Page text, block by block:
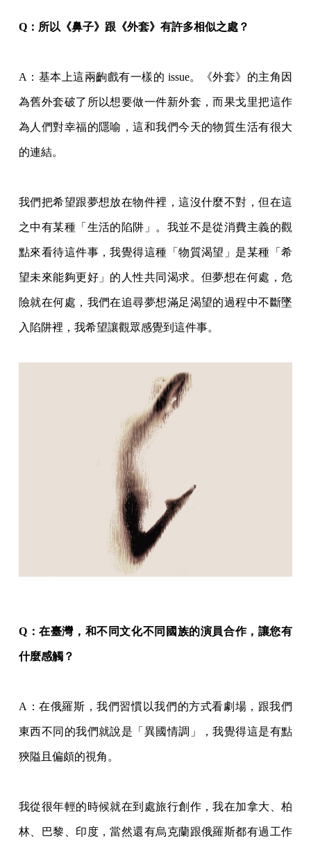
Q ：所以《鼻子》跟《外套》有許多相似之處？
A ：基本上這兩齣戲有一樣的 issue。《外套》的主角因
為舊外套破了所以想要做一件新外套，而果戈里把這作
為人們對幸福的隱喻，這和我們今天的物質生活有很大
的連結。
我們把希望跟夢想放在物件裡，這沒什麼不對，但在這
之中有某種「生活的陷阱」。我並不是從消費主義的觀
點來看待這件事，我覺得這種「物質渴望」是某種「希
望未來能夠更好」的人性共同渴求。但夢想在何處，危
險就在何處，我們在追尋夢想滿足渴望的過程中不斷墜
入陷阱裡，我希望讓觀眾感覺到這件事。
Q：在臺灣，和不同文化不同國族的演員合作，讓您有
什麼感觸？
A ：在俄羅斯，我們習慣以我們的方式看劇場，跟我們
東西不同的我們就說是「異國情調」，我覺得這是有點
狹隘且偏頗的視角。
我從很年輕的時候就在到處旅行創作，我在加拿大、柏
林、巴黎、印度，當然還有烏克蘭跟俄羅斯都有過工作